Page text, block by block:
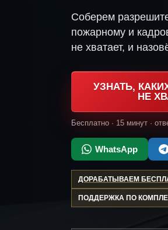
Соберем
пожарному и
не хватает, и
УЗНАТЬ,
НЕ
Бесплатно · 15 минут ·
WhatsApp
ДОРАБАТЫВАЕМ
ПОДДЕРЖКА ПО